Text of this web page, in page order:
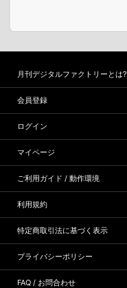
月刊デジタルファクトリーとは?
会員登録
ログイン
マイページ
ご利用ガイド / 動作環境
利用規約
特定商取引法に基づく表示
プライバシーポリシー
FAQ / お問合わせ